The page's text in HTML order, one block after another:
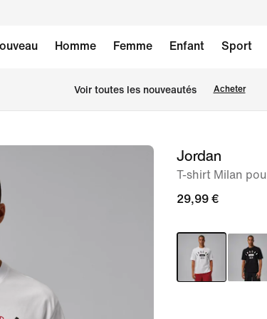
Homme Femme Enfant Sport
Voir toutes les nouveautés Acheter
image 1Jordan
T-shirt Milan
29,99 €